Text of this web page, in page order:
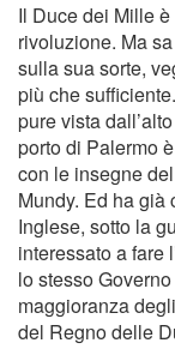
Il Duce dei Mille
rivoluzione. Ma
sulla sua sorte,
più che
pure vista
porto di Palermo
con le insegne
Mundy. Ed ha già
Inglese, sotto la
interessato a fare
lo stesso
maggioranza
del Regno delle